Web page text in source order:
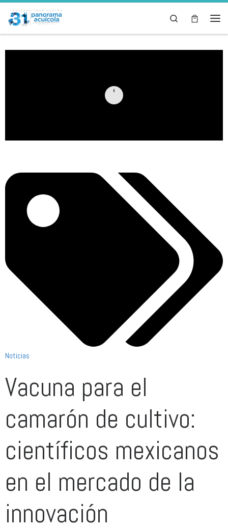
Skip to content Search
Noticias
Vacuna para el
camarón de cultivo:
científicos mexicanos
en el mercado de la
innovación